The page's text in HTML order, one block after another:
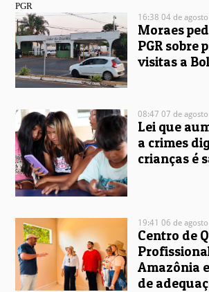
PGR
16:38 04 de
Moraes
PGR sobre
visitas a
08:47 07 de
Lei que
a crimes
crianças é
19:41 06 de
Centro de
Amazônia
de